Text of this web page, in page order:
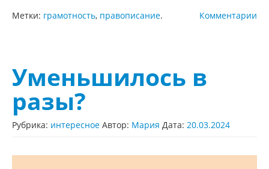
Комментарии
Метки: грамотность, правописание.
Уменьшилось в
разы?
Рубрика: интересное Автор: Мария Дата: 20.03.2024